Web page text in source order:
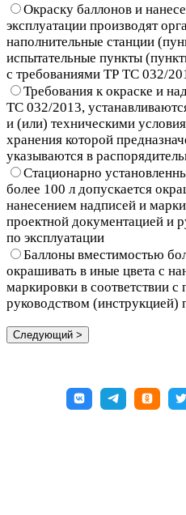
Окраску баллонов и
эксплуатации производят
наполнительные станции
испытательные пункты
с требованиями ТР ТС 032/
Требования к окраске и
ТС 032/2013,
и (или) техническими
хранения которой
указываются в
Стационарно
более 100 л допускается
нанесением надписей и
проектной документацией и
по эксплуатации
Баллоны вместимостью
окрашивать в иные цвета с
маркировки в соответствии
руководством (инструкцией)